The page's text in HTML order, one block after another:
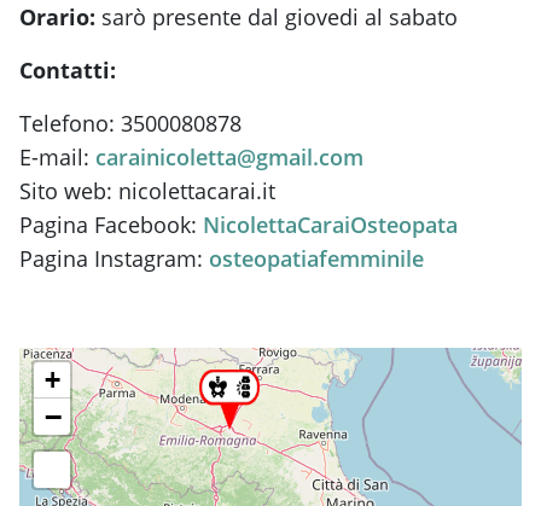
Orario: sarò presente dal giovedi al sabato
Contatti:
Telefono: 3500080878
E-mail: carainicoletta@gmail.com
Sito web: nicolettacarai.it
Pagina Facebook: NicolettaCaraiOsteopata
Pagina Instagram: osteopatiafemminile
+
−